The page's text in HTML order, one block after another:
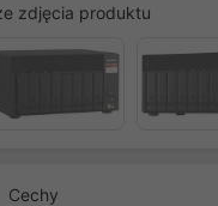
zdjęcia produktu
Cechy